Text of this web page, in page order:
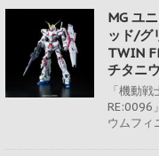
MG ユ
ッド/グ
TWIN
チタニ
「機動
RE:0096
ウムフィ